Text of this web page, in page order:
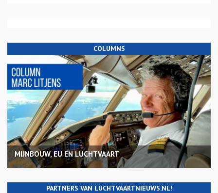
COLUMNS
MIJNBOUW, EU EN LUCHTVAART
PARTNERS VAN LUCHTVAARTNIEUWS.NL!